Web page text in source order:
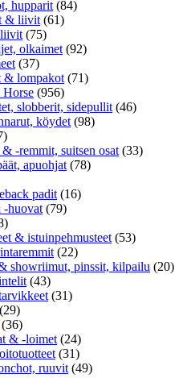
hupparit (84)
& liivit (61)
(75)
olkaimet (92)
(37)
& lompakot (71)
Horse (956)
slobberit, sidepullit (46)
köydet (98)
-remmit, suitsen osat (33)
apuohjat (78)
padit (16)
-huovat (79)
& istuinpehmusteet (53)
(22)
showriimut, pinssit, kilpailu (20)
(43)
(31)
(29)
(36)
& -loimet (24)
(31)
ruuvit (49)